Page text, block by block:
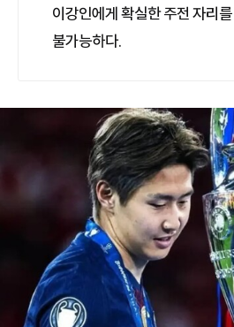
이강인에게 확실한 주전 자리
불가능하다.